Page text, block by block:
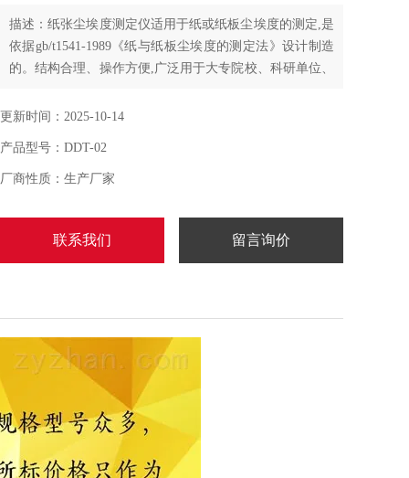
描述：纸张尘埃度测定仪适用于纸或纸板尘埃度的测定,是
依据gb/t1541-1989《纸与纸板尘埃度的测定法》设计制造
的。结构合理、操作方便,广泛用于大专院校、科研单位、
域。用于高平滑纸与纸板的测试，不应用于测试厚度在
的空气量可造成不真实的结果，是各种高平滑纸检测所不
能少的仪器。
更新时间：2025-10-14
产品型号：DDT-02
厂商性质：生产厂家
联系我们 留言询价